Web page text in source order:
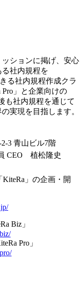
ッションに掲げ、安心
社内規程を
る社内規程作成クラ
」と企業向けの
も社内規程を通じて
実現を目指します。
3 青山ビル7階
CEO 植松隆史
」の企画・開
Biz」
Pro」